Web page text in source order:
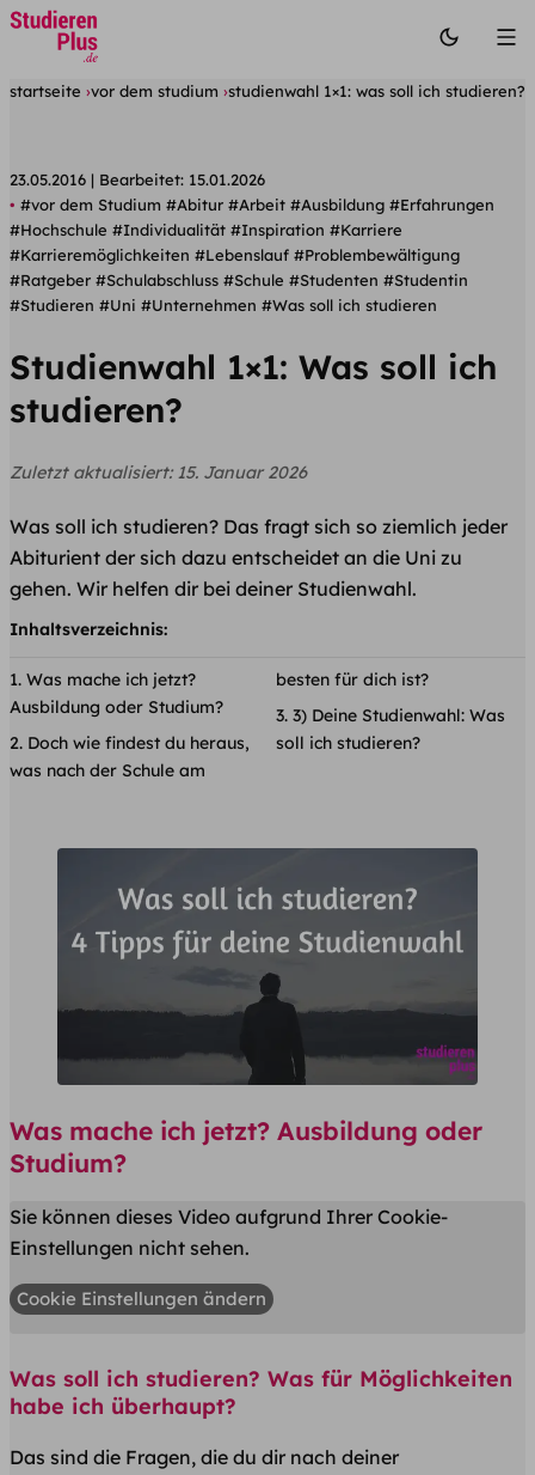
startseite vor dem studium studienwahl 1×1: was soll ich studieren?
23.05.2016 Bearbeitet: 15.01.2026
#vor dem Studium #Abitur #Arbeit #Ausbildung #Erfahrungen
#Hochschule #Individualität #Inspiration #Karriere
#Karrieremöglichkeiten #Lebenslauf #Problembewältigung
#Ratgeber #Schulabschluss #Schule #Studenten #Studentin
#Studieren #Uni #Unternehmen #Was soll ich studieren
Studienwahl 1×1: Was soll ich
studieren?
Zuletzt aktualisiert: 15. Januar 2026
Was soll ich studieren? Das fragt sich so ziemlich jeder
Abiturient der sich dazu entscheidet an die Uni zu
gehen. Wir helfen dir bei deiner Studienwahl.
Inhaltsverzeichnis:
Was mache ich jetzt?
Ausbildung oder Studium?
Doch wie findest du heraus,
was nach der Schule am
besten für dich ist?
3) Deine Studienwahl: Was
soll ich studieren?
Was mache ich jetzt? Ausbildung oder
Studium?
Sie können dieses Video aufgrund Ihrer Cookie-
Einstellungen nicht sehen.
Cookie Einstellungen ändern
Was soll ich studieren? Was für Möglichkeiten
habe ich überhaupt?
Das sind die Fragen, die du dir nach deiner